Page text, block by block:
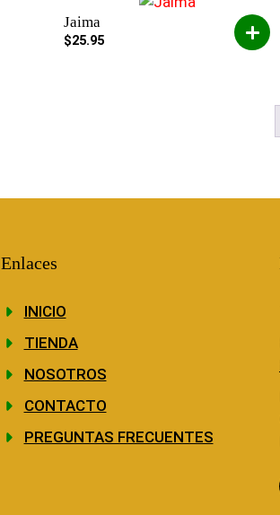
Jaima
$25.95
Enlaces
INICIO
TIENDA
NOSOTROS
CONTACTO
PREGUNTAS FRECUENTES